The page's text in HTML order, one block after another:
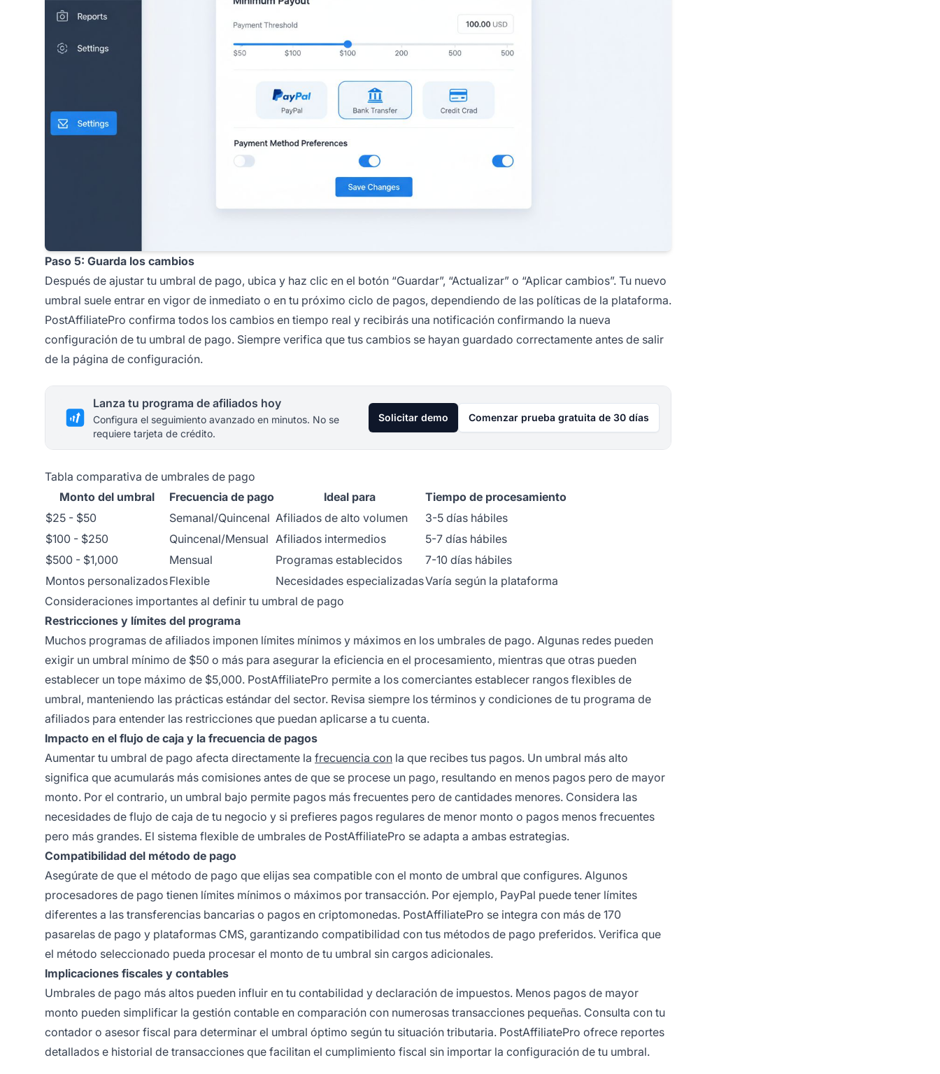
Paso 5: Guarda los cambios
Después de ajustar tu umbral de pago, ubica y haz clic en el botón “Guardar”, “Actualizar” o “Aplicar cambios”. Tu nuevo
umbral suele entrar en vigor de inmediato o en tu próximo ciclo de pagos, dependiendo de las políticas de la plataforma.
PostAffiliatePro confirma todos los cambios en tiempo real y recibirás una notificación confirmando la nueva
configuración de tu umbral de pago. Siempre verifica que tus cambios se hayan guardado correctamente antes de salir
de la página de configuración.
Lanza tu programa de afiliados hoy
Configura el seguimiento avanzado en minutos. No se
requiere tarjeta de crédito.
Solicitar demo Comenzar prueba gratuita de 30 días
Tabla comparativa de umbrales de pago
Monto del umbral
Frecuencia de pago Ideal para
Tiempo de procesamiento
$25 - $50
Semanal/Quincenal Afiliados de alto volumen
3-5 días hábiles
$100 - $250
Quincenal/Mensual Afiliados intermedios
5-7 días hábiles
$500 - $1,000
Mensual Programas establecidos
7-10 días hábiles
Montos personalizadosFlexible Necesidades especializadasVaría según la plataforma
Consideraciones importantes al definir tu umbral de pago
Restricciones y límites del programa
Muchos programas de afiliados imponen límites mínimos y máximos en los umbrales de pago. Algunas redes pueden
exigir un umbral mínimo de $50 o más para asegurar la eficiencia en el procesamiento, mientras que otras pueden
establecer un tope máximo de $5,000. PostAffiliatePro permite a los comerciantes establecer rangos flexibles de
umbral, manteniendo las prácticas estándar del sector. Revisa siempre los términos y condiciones de tu programa de
afiliados para entender las restricciones que puedan aplicarse a tu cuenta.
Impacto en el flujo de caja y la frecuencia de pagos
Aumentar tu umbral de pago afecta directamente la frecuencia con la que recibes tus pagos. Un umbral más alto
significa que acumularás más comisiones antes de que se procese un pago, resultando en menos pagos pero de mayor
monto. Por el contrario, un umbral bajo permite pagos más frecuentes pero de cantidades menores. Considera las
necesidades de flujo de caja de tu negocio y si prefieres pagos regulares de menor monto o pagos menos frecuentes
pero más grandes. El sistema flexible de umbrales de PostAffiliatePro se adapta a ambas estrategias.
Compatibilidad del método de pago
Asegúrate de que el método de pago que elijas sea compatible con el monto de umbral que configures. Algunos
procesadores de pago tienen límites mínimos o máximos por transacción. Por ejemplo, PayPal puede tener límites
diferentes a las transferencias bancarias o pagos en criptomonedas. PostAffiliatePro se integra con más de 170
pasarelas de pago y plataformas CMS, garantizando compatibilidad con tus métodos de pago preferidos. Verifica que
el método seleccionado pueda procesar el monto de tu umbral sin cargos adicionales.
Implicaciones fiscales y contables
Umbrales de pago más altos pueden influir en tu contabilidad y declaración de impuestos. Menos pagos de mayor
monto pueden simplificar la gestión contable en comparación con numerosas transacciones pequeñas. Consulta con tu
contador o asesor fiscal para determinar el umbral óptimo según tu situación tributaria. PostAffiliatePro ofrece reportes
detallados e historial de transacciones que facilitan el cumplimiento fiscal sin importar la configuración de tu umbral.